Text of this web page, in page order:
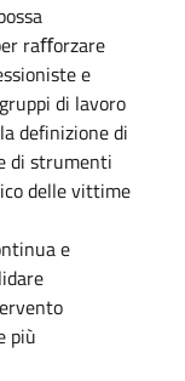
raﬀorzare
e
di lavoro
definizione di
di strumenti
delle vittime
e
più